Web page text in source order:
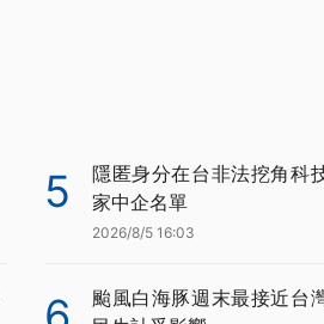
5
隱匿身分在台非法挖角科
家中企名單
2026/8/5 16:03
颱風白海豚週末最接近台